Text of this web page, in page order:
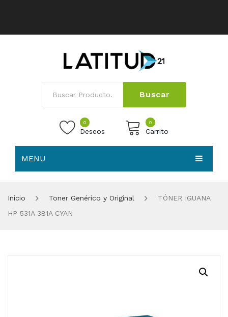
Buscar
0
Deseos
0
Carrito
MENU
Inicio Toner Genérico y Original
TÓNER IGUANA
HP 531A 381A CYAN